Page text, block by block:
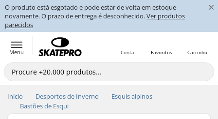
O produto está esgotado e pode estar de volta em estoque
novamente. O prazo de entrega é desconhecido.Ver produtos
parecidos
×
Menu Carrinho
Favoritos
Conta
Início Desportos de Inverno
Esquis alpinos
Bastões de Esqui